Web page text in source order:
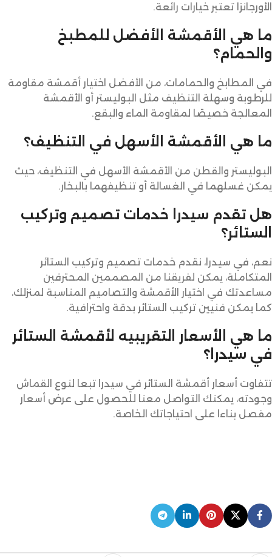
الأورجانزا تعتبر خيارات رائعة.
ما هي الأقمشة الأفضل للمطبخ
والحمام؟
في المطابخ والحمامات، من الأفضل اختيار أقمشة مقاومة
للرطوبة وسهلة التنظيف مثل البوليستر أو الأقمشة
المعالجة خصيصًا لمقاومة الماء والبقع.
ما هي الأقمشة الأسهل في التنظيف؟
البوليستر والقطن من الأقمشة الأسهل في التنظيف، حيث
يمكن غسلهما في الغسالة أو تنظيفهما بالبخار.
هل تقدم سيدرا خدمات تصميم وتركيب
الستائر؟
نعم، في سيدرا، نقدم خدمات تصميم وتركيب الستائر
المتكاملة، يمكن لفريقنا من المصممين المحترفين
مساعدتك في اختيار الأقمشة والتصاميم المناسبة لمنزلك،
كما يمكن فنيين تركيب الستائر بدقة واحترافية.
ما هي الأسعار التقريبيه لأقمشة الستائر
في سيدرا؟
تتفاوت أسعار أقمشة الستائر في سيدرا تبعا لنوع القماش
وجودته، يمكنك التواصل معنا للحصول على عرض أسعار
مفصل بناءا على احتياجاتك الخاصة.